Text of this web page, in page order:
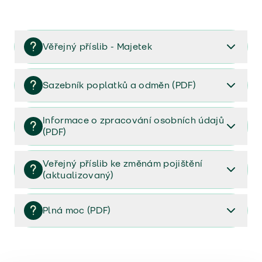
Věřejný příslib - Majetek
Věřejný příslib majetek 2023
Sazebník poplatků a odměn (PDF)
Sazebník poplatků a odměn (PDF)
Informace o zpracování osobních údajů
(PDF)
Informace o zpracování osobních údajů (PDF)
Veřejný příslib ke změnám pojištění
(aktualizovaný)
Veřejný příslib ke změnám pojištění (aktualizovaný)
Plná moc (PDF)